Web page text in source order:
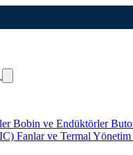
Bobin ve Endüktörler
Fanlar ve Termal Yönetim